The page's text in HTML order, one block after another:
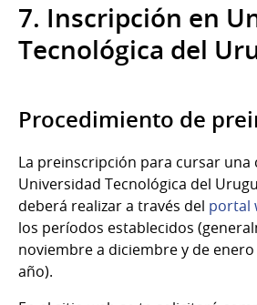
7. Inscripción en
Tecnológica del
Procedimiento de
La preinscripción para cursar una
Universidad Tecnológica del
deberá realizar a través del portal
los períodos establecidos
noviembre a diciembre y de
año).